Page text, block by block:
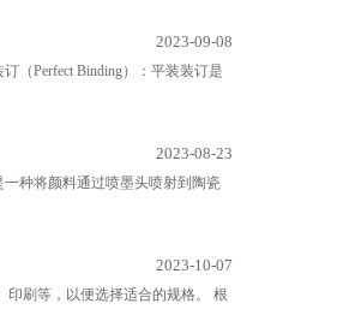
2023-09-08
（Perfect Binding）：平装装订是
2023-08-23
种将颜料通过喷墨头喷射到陶瓷
2023-10-07
刷等，以便选择适合的规格。 根